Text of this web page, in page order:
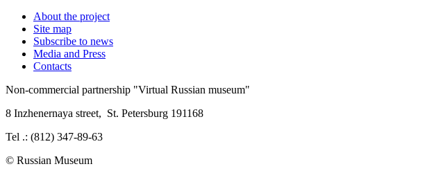
About the project
Site map
Subscribe to news
Media and Press
Contacts
Non-commercial partnership "Virtual Russian museum"
8 Inzhenernaya street, St. Petersburg 191168
Tel .: (812) 347-89-63
© Russian Museum